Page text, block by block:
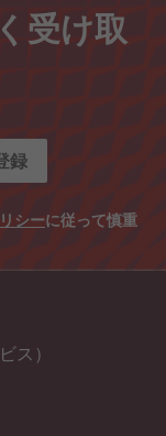
受け取
録
シーに従って慎重
ス）